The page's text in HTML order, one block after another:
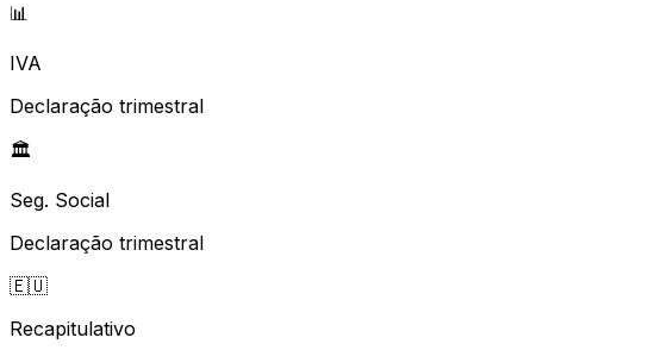
📊
IVA
Declaração trimestral
🏛️
Seg. Social
Declaração trimestral
🇪🇺
Recapitulativo